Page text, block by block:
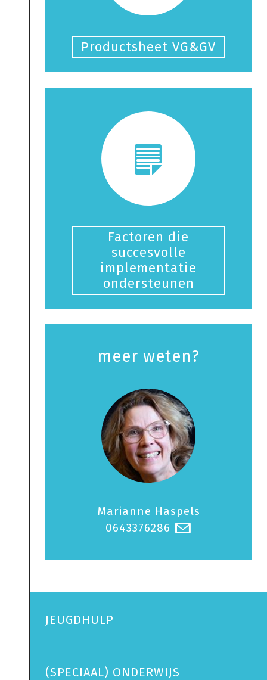
Productsheet VG&GV
Factoren die
succesvolle
implementatie
ondersteunen
meer weten?
Marianne Haspels
0643376286 @
JEUGDHULP
(SPECIAAL) ONDERWIJS